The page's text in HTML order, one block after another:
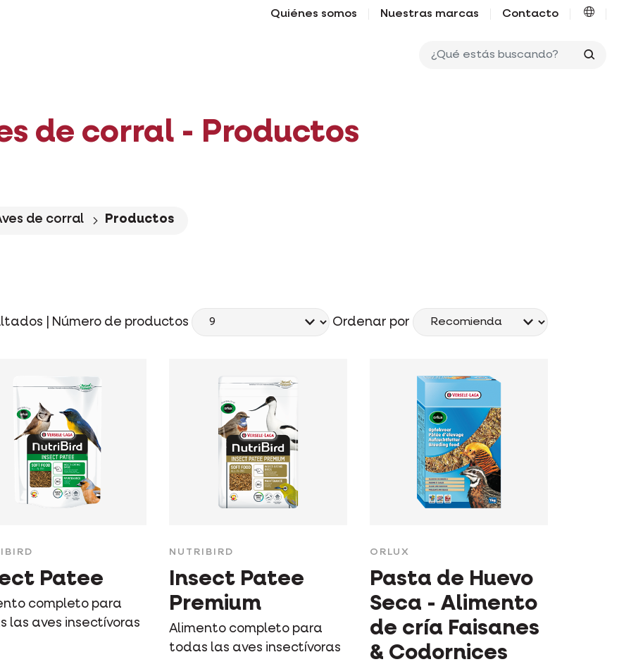
Quiénes somos Nuestras marcas Contacto
de corral - Productos
de corral Productos
| Número de productos Ordenar por
Patee
completo para
las aves insectívoras
NUTRIBIRD
Insect Patee
Premium
Alimento completo para
todas las aves insectívoras
ORLUX
Pasta de Huevo
Seca - Alimento
de cría Faisanes
& Codornices